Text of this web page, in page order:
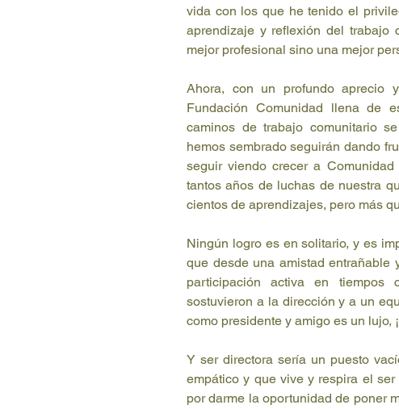
vida con los que he tenido el
aprendizaje y reflexión del trabajo
mejor profesional sino una mejor
Ahora, con un profundo aprecio
Fundación Comunidad llena de
caminos de trabajo comunitario
hemos sembrado seguirán dando
seguir viendo crecer a
tantos años de luchas de nuestra
cientos de aprendizajes, pero más
Ningún logro es en solitario, y es
que desde una amistad
participación activa en tiempos
sostuvieron a la dirección y a un
como presidente y amigo es un lujo,
Y ser directora sería un puesto
empático y que vive y respira el
por darme la oportunidad de poner